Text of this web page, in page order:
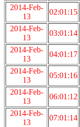
2014-Feb-
13
02:01:15
2014-Feb-
13
03:01:14
2014-Feb-
13
04:01:17
2014-Feb-
13
05:01:16
2014-Feb-
13
06:01:12
2014-Feb-
13
07:01:14